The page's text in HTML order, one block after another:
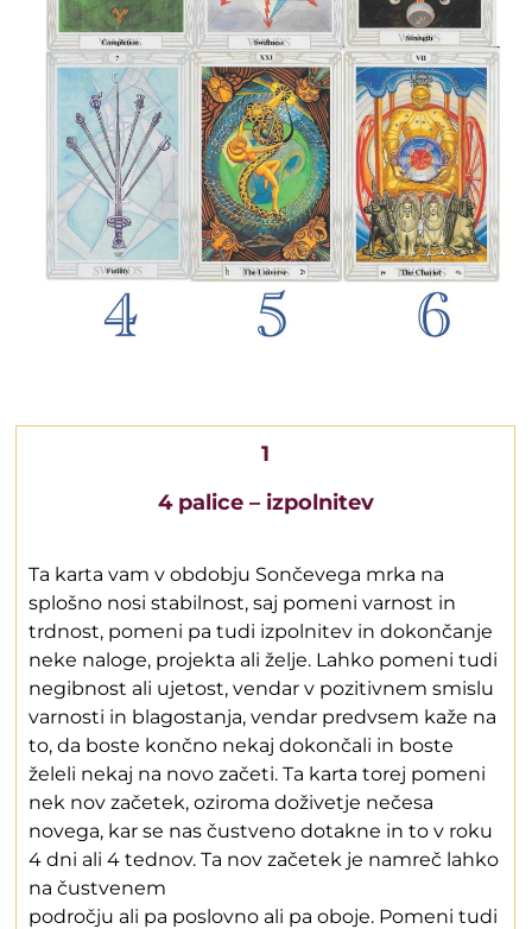
1
4 palice – izpolnitev
Ta karta vam v obdobju Sončevega mrka na
splošno nosi stabilnost, saj pomeni varnost in
trdnost, pomeni pa tudi izpolnitev in dokončanje
neke naloge, projekta ali želje. Lahko pomeni tudi
negibnost ali ujetost, vendar v pozitivnem smislu
varnosti in blagostanja, vendar predvsem kaže na
to, da boste končno nekaj dokončali in boste
želeli nekaj na novo začeti. Ta karta torej pomeni
nek nov začetek, oziroma doživetje nečesa
novega, kar se nas čustveno dotakne in to v roku
4 dni ali 4 tednov. Ta nov začetek je namreč lahko
na čustvenem
področju ali pa poslovno ali pa oboje. Pomeni tudi